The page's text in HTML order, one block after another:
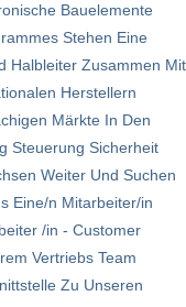
Bauelemente
Stehen Eine
Halbleiter Zusammen Mit
Herstellern
Märkte In Den
Steuerung Sicherheit
Weiter Und Suchen
Eine/n Mitarbeiter/in
/in - Customer
Vertriebs Team
Zu Unseren